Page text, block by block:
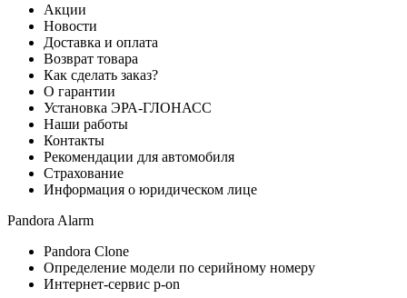
Акции
Новости
Доставка и оплата
Возврат товара
Как сделать заказ?
О гарантии
Установка ЭРА-ГЛОНАСС
Наши работы
Контакты
Рекомендации для автомобиля
Страхование
Информация о юридическом лице
Pandora Alarm
Pandora Clone
Определение модели по серийному номеру
Интернет-сервис p-on